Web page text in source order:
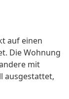
auf einen
Die Wohnung
mit
ausgestattet,